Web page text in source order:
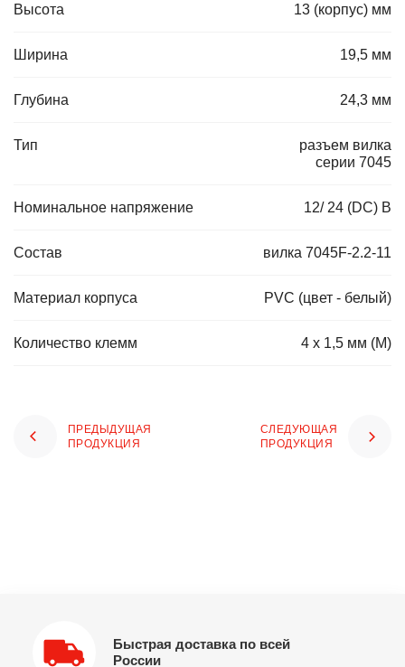
Высота 13 (корпус) мм
Ширина 19,5 мм
Глубина 24,3 мм
Тип
разъем вилка
серии 7045
Номинальное напряжение 12/ 24 (DC) В
Состав вилка 7045F-2.2-11
Материал корпуса PVC (цвет - белый)
Количество клемм 4 x 1,5 мм (M)
ПРЕДЫДУЩАЯ
ПРОДУКЦИЯ
СЛЕДУЮЩАЯ
ПРОДУКЦИЯ
Быстрая доставка по всей
России